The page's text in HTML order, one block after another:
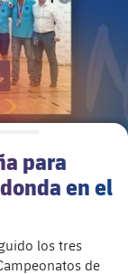
para
en el
los tres
de